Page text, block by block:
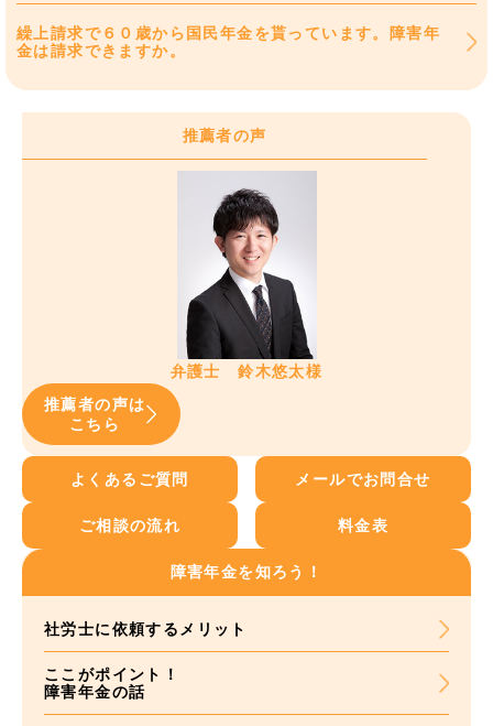
繰上請求で６０歳から国民年金を貰っています。障害年
金は請求できますか。
推薦者の声
弁護士 鈴木悠太様
推薦者の声は
こちら
よくあるご質問 メールでお問合せ
ご相談の流れ 料金表
障害年金を知ろう！
社労士に依頼するメリット
ここがポイント！
障害年金の話